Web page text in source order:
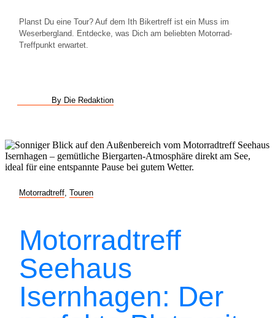
Planst Du eine Tour? Auf dem Ith Bikertreff ist ein Muss im
Weserbergland. Entdecke, was Dich am beliebten Motorrad-
Treffpunkt erwartet.
By Die Redaktion
Motorradtreff Touren
Motorradtreff
Seehaus
Isernhagen: Der